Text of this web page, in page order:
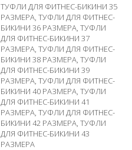
ТУФЛИ ДЛЯ ФИТНЕС-БИКИНИ 35
РАЗМЕРА, ТУФЛИ ДЛЯ ФИТНЕС-
БИКИНИ 36 РАЗМЕРА, ТУФЛИ
ДЛЯ ФИТНЕС-БИКИНИ 37
РАЗМЕРА, ТУФЛИ ДЛЯ ФИТНЕС-
БИКИНИ 38 РАЗМЕРА, ТУФЛИ
ДЛЯ ФИТНЕС-БИКИНИ 39
РАЗМЕРА, ТУФЛИ ДЛЯ ФИТНЕС-
БИКИНИ 40 РАЗМЕРА, ТУФЛИ
ДЛЯ ФИТНЕС-БИКИНИ 41
РАЗМЕРА, ТУФЛИ ДЛЯ ФИТНЕС-
БИКИНИ 42 РАЗМЕРА, ТУФЛИ
ДЛЯ ФИТНЕС-БИКИНИ 43
РАЗМЕРА